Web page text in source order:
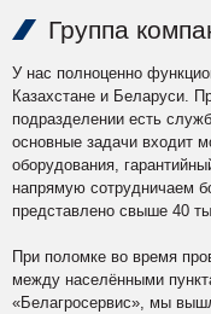
Группа
У нас полноценно
Казахстане и Беларуси.
подразделении есть
основные задачи входит
оборудования,
напрямую сотрудничаем
представлено свыше 40
При поломке во время
между населёнными
«Белагросервис», мы